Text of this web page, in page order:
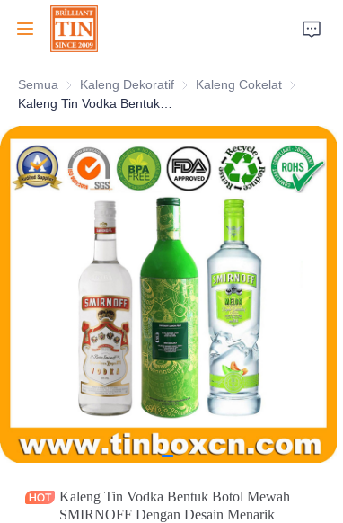
Semua Kaleng Dekoratif Kaleng Dekoratif
Kaleng Cokelat Kaleng
Kaleng Tin Vodka Bentuk Botol Mewah
SMIRNOFF Dengan Desain Menarik
Beranda
Perusahaan
Produk
Layanan Pelanggan
Pameran Dagang 2026
Sertifikat
Keberlanjutan
Berita